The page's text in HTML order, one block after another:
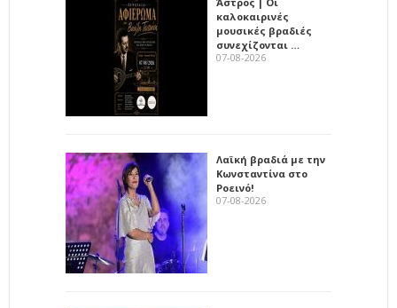
καλοκαιρινές
μουσικές βραδιές
συνεχίζονται …
07-08-2026
Λαϊκή βραδιά με την
Κωνσταντίνα στο
Ροεινό!
07-08-2026